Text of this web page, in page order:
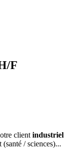
F
client industriel
/ sciences)...